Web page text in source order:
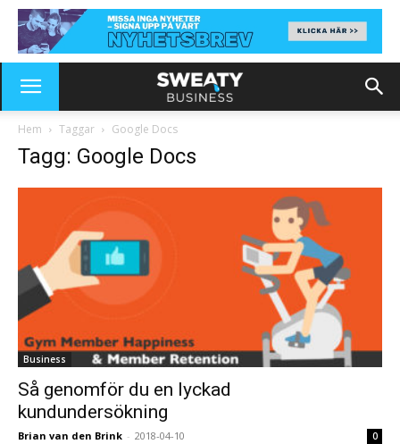
Hem Taggar Google Docs
Tagg: Google Docs
Business
Så genomför du en lyckad
kundundersökning
Brian van den Brink - 2018-04-10 0